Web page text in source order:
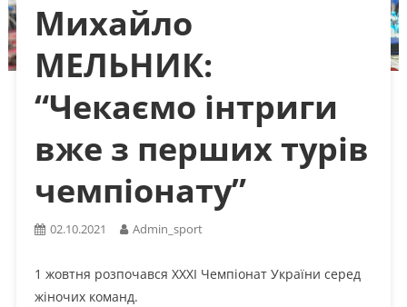
Михайло
МЕЛЬНИК:
“Чекаємо інтриги
вже з перших турів
чемпіонату”
02.10.2021 Admin_sport
1 жовтня розпочався XXXI Чемпіонат України серед
жіночих команд.